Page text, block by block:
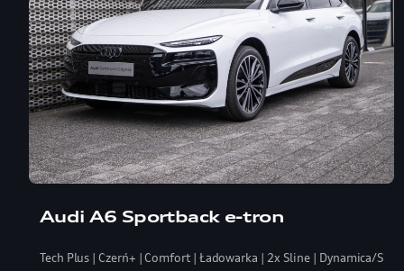
Audi A6 Sportback e-tron
Tech Plus | Czerń+ | Comfort | Ładowarka | 2x Sline | Dynamica/